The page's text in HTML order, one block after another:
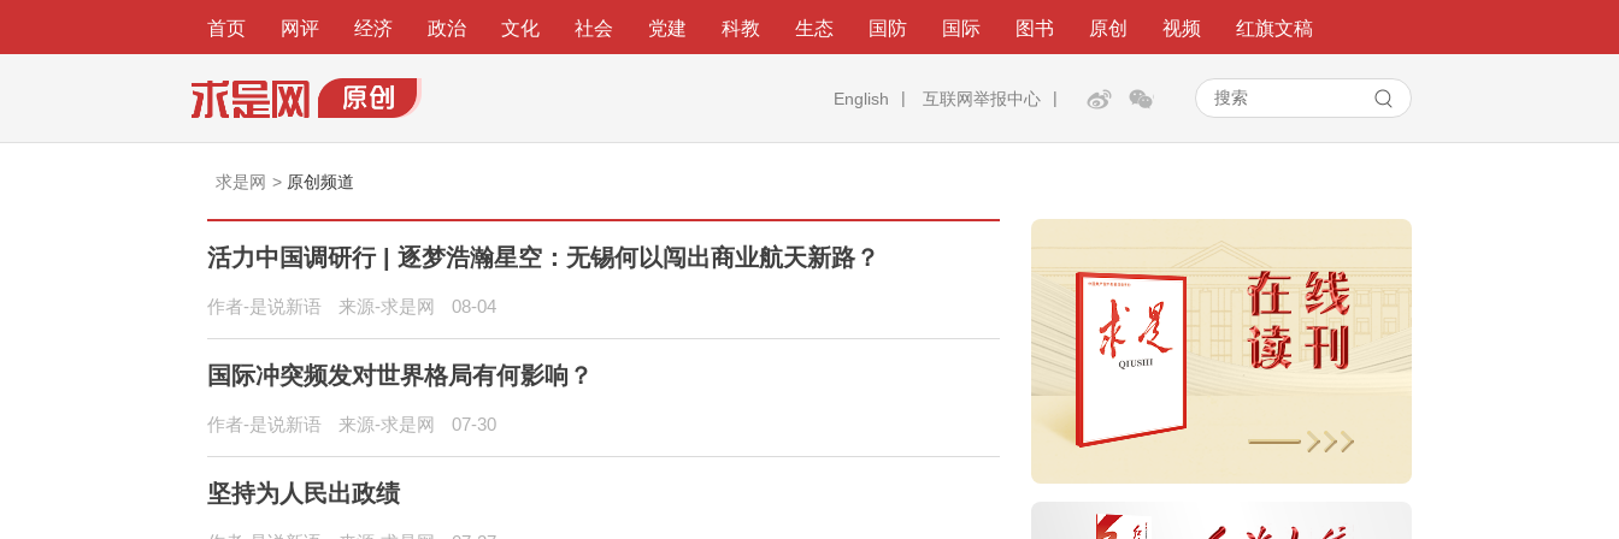
首页 网评 经济 政治 文化 社会 党建 科教 生态 国防 国际 图书 原创 视频 红旗文稿
English 互联网举报中心
求是网 原创频道
活力中国调研行 | 逐梦浩瀚星空：无锡何以闯出商业航天新路？
作者-是说新语 来源-求是网 08-04
国际冲突频发对世界格局有何影响？
作者-是说新语 来源-求是网 07-30
坚持为人民出政绩